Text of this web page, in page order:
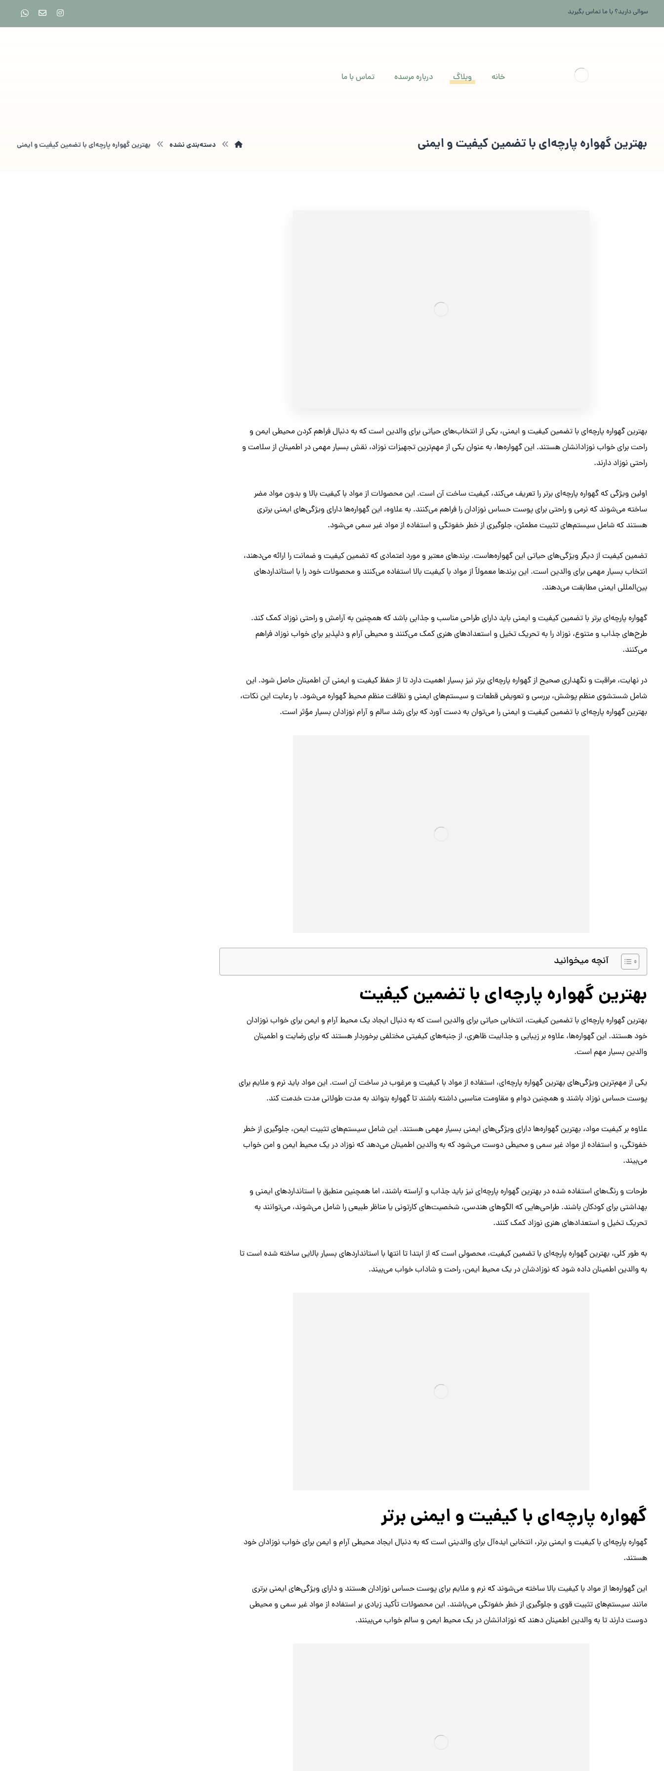
سوالی دارید؟ با ما تماس بگیرید
خانه وبلاگ درباره مرسده تماس با ما
بهترین گهواره پارچه‌ای با تضمین کیفیت و ایمنی دسته‌بندی نشده بهترین گهواره پارچه‌ای با تضمین کیفیت و ایمنی
بهترین گهواره پارچه‌ای با تضمین کیفیت و ایمنی، یکی از انتخاب‌های حیاتی برای والدین است که به دنبال فراهم کردن محیطی ایمن و
راحت برای خواب نوزادانشان هستند. این گهواره‌ها، به عنوان یکی از مهم‌ترین تجهیزات نوزاد، نقش بسیار مهمی در اطمینان از سلامت و
راحتی نوزاد دارند.
اولین ویژگی که گهواره پارچه‌ای برتر را تعریف می‌کند، کیفیت ساخت آن است. این محصولات از مواد با کیفیت بالا و بدون مواد مضر
ساخته می‌شوند که نرمی و راحتی برای پوست حساس نوزادان را فراهم می‌کنند. به علاوه، این گهواره‌ها دارای ویژگی‌های ایمنی برتری
هستند که شامل سیستم‌های تثبیت مطمئن، جلوگیری از خطر خفوتگی و استفاده از مواد غیر سمی می‌شود.
تضمین کیفیت از دیگر ویژگی‌های حیاتی این گهواره‌هاست. برندهای معتبر و مورد اعتمادی که تضمین کیفیت و ضمانت را ارائه می‌دهند،
انتخاب بسیار مهمی برای والدین است. این برندها معمولاً از مواد با کیفیت بالا استفاده می‌کنند و محصولات خود را با استانداردهای
بین‌المللی ایمنی مطابقت می‌دهند.
گهواره پارچه‌ای برتر با تضمین کیفیت و ایمنی باید دارای طراحی مناسب و جذابی باشد که همچنین به آرامش و راحتی نوزاد کمک کند.
طرح‌های جذاب و متنوع، نوزاد را به تحریک تخیل و استعدادهای هنری کمک می‌کنند و محیطی آرام و دلپذیر برای خواب نوزاد فراهم
می‌کنند.
در نهایت، مراقبت و نگهداری صحیح از گهواره پارچه‌ای برتر نیز بسیار اهمیت دارد تا از حفظ کیفیت و ایمنی آن اطمینان حاصل شود. این
شامل شستشوی منظم پوشش، بررسی و تعویض قطعات و سیستم‌های ایمنی و نظافت منظم محیط گهواره می‌شود. با رعایت این نکات،
بهترین گهواره پارچه‌ای با تضمین کیفیت و ایمنی را می‌توان به دست آورد که برای رشد سالم و آرام نوزادان بسیار مؤثر است.
آنچه میخوانید
بهترین گهواره پارچه‌ای با تضمین کیفیت
بهترین گهواره پارچه‌ای با تضمین کیفیت، انتخابی حیاتی برای والدین است که به دنبال ایجاد یک محیط آرام و ایمن برای خواب نوزادان
خود هستند. این گهواره‌ها، علاوه بر زیبایی و جذابیت ظاهری، از جنبه‌های کیفیتی مختلفی برخوردار هستند که برای رضایت و اطمینان
والدین بسیار مهم است.
یکی از مهم‌ترین ویژگی‌های بهترین گهواره پارچه‌ای، استفاده از مواد با کیفیت و مرغوب در ساخت آن است. این مواد باید نرم و ملایم برای
پوست حساس نوزاد باشند و همچنین دوام و مقاومت مناسبی داشته باشند تا گهواره بتواند به مدت طولانی مدت خدمت کند.
علاوه بر کیفیت مواد، بهترین گهواره‌ها دارای ویژگی‌های ایمنی بسیار مهمی هستند. این شامل سیستم‌های تثبیت ایمن، جلوگیری از خطر
خفوتگی، و استفاده از مواد غیر سمی و محیطی دوست می‌شود که به والدین اطمینان می‌دهد که نوزاد در یک محیط ایمن و امن خواب
می‌بیند.
طرحات و رنگ‌های استفاده شده در بهترین گهواره پارچه‌ای نیز باید جذاب و آراسته باشند، اما همچنین منطبق با استانداردهای ایمنی و
بهداشتی برای کودکان باشند. طراحی‌هایی که الگوهای هندسی، شخصیت‌های کارتونی یا مناظر طبیعی را شامل می‌شوند، می‌توانند به
تحریک تخیل و استعدادهای هنری نوزاد کمک کنند.
به طور کلی، بهترین گهواره پارچه‌ای با تضمین کیفیت، محصولی است که از ابتدا تا انتها با استانداردهای بسیار بالایی ساخته شده است تا
به والدین اطمینان داده شود که نوزادشان در یک محیط ایمن، راحت و شاداب خواب می‌بیند.
گهواره پارچه‌ای با کیفیت و ایمنی برتر
گهواره پارچه‌ای با کیفیت و ایمنی برتر، انتخابی ایده‌آل برای والدینی است که به دنبال ایجاد محیطی آرام و ایمن برای خواب نوزادان خود
هستند.
این گهواره‌ها از مواد با کیفیت بالا ساخته می‌شوند که نرم و ملایم برای پوست حساس نوزادان هستند و دارای ویژگی‌های ایمنی برتری
مانند سیستم‌های تثبیت قوی و جلوگیری از خطر خفوتگی می‌باشند. این محصولات تأکید زیادی بر استفاده از مواد غیر سمی و محیطی
دوست دارند تا به والدین اطمینان دهند که نوزادانشان در یک محیط ایمن و سالم خواب می‌بینند.